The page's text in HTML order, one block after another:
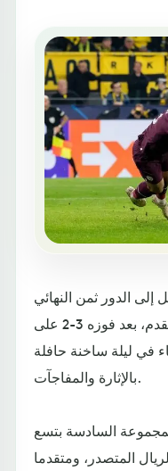
إلى الدور ثمن النهائي
من دوري أبطال أوروبا لكرة القدم، بعد فوزه 3-2 على
في ليلة ساخنة حافلة
بالإثارة والمفاجآت.
السادسة بتسع
المتصدر، ومتقدما